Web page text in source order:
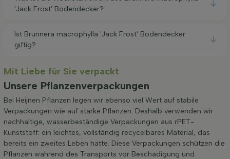
'Jack Frost' Bodendecker?
Ist Brunnera macrophylla 'Jack Frost' Bodendecker
giftig?
Mit Liebe für Sie verpackt
Unsere Pflanzenverpackungen
Bei Heijnen Pflanzen legen wir ebenso viel Wert auf stabile
Verpackungen wie auf starke Pflanzen. Deshalb verwenden wir
nachhaltige, wasserbeständige Verpackungen aus rPET-
Kunststoff: ein leichtes, vollständig recycelbares Material, das
bereits ein zweites Leben hatte. Diese Verpackungen schützen die
Pflanzen während des Transports vor Beschädigung und